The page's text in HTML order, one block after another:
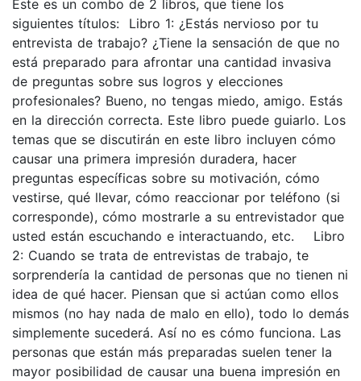
Este es un combo de 2 libros, que tiene los
siguientes títulos: Libro 1: ¿Estás nervioso por tu
entrevista de trabajo? ¿Tiene la sensación de que no
está preparado para afrontar una cantidad invasiva
de preguntas sobre sus logros y elecciones
profesionales? Bueno, no tengas miedo, amigo. Estás
en la dirección correcta. Este libro puede guiarlo. Los
temas que se discutirán en este libro incluyen cómo
causar una primera impresión duradera, hacer
preguntas específicas sobre su motivación, cómo
vestirse, qué llevar, cómo reaccionar por teléfono (si
corresponde), cómo mostrarle a su entrevistador que
usted están escuchando e interactuando, etc. Libro
2: Cuando se trata de entrevistas de trabajo, te
sorprendería la cantidad de personas que no tienen ni
idea de qué hacer. Piensan que si actúan como ellos
mismos (no hay nada de malo en ello), todo lo demás
simplemente sucederá. Así no es cómo funciona. Las
personas que están más preparadas suelen tener la
mayor posibilidad de causar una buena impresión en